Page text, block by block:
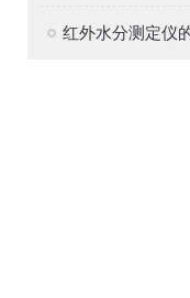
红外水分测定仪